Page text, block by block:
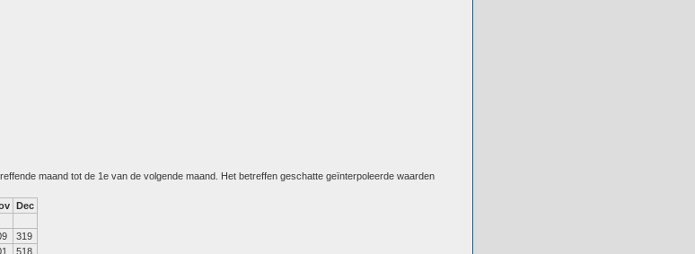
maand tot de 1e van de volgende maand. Het betreffen geschatte geïnterpoleerde waarden
Dec
319
518